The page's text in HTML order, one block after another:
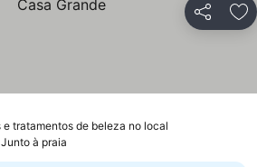
Partilhar
e tratamentos de beleza no local
Junto à praia